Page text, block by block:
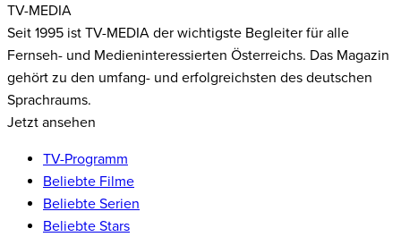
TV-MEDIA
Seit 1995 ist TV-MEDIA der wichtigste Begleiter für alle
Fernseh- und Medieninteressierten Österreichs. Das Magazin
gehört zu den umfang- und erfolgreichsten des deutschen
Sprachraums.
Jetzt ansehen
TV-Programm
Beliebte Filme
Beliebte Serien
Beliebte Stars